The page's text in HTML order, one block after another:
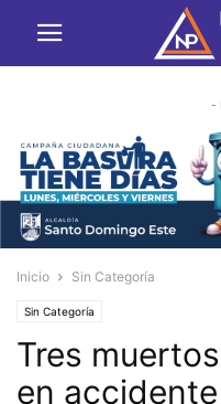
-
Inicio Sin Categoría
Sin Categoría
Tres
en